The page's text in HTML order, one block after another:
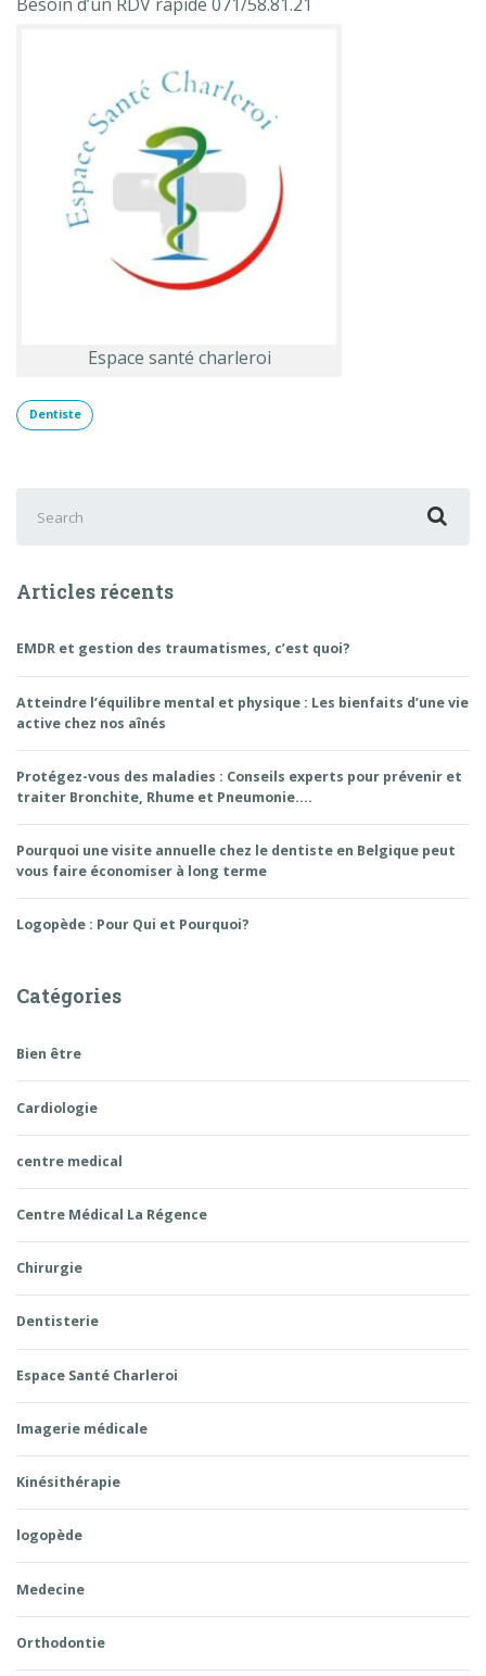
Espace santé charleroi
Dentiste
for:
Articles récents
EMDR et gestion des traumatismes, c’est quoi?
Atteindre l’équilibre mental et physique : Les bienfaits d’une vie
active chez nos aînés
Protégez-vous des maladies : Conseils experts pour prévenir et
traiter Bronchite, Rhume et Pneumonie….
Pourquoi une visite annuelle chez le dentiste en Belgique peut
vous faire économiser à long terme
Logopède : Pour Qui et Pourquoi?
Catégories
Bien être
Cardiologie
centre medical
Centre Médical La Régence
Chirurgie
Dentisterie
Espace Santé Charleroi
Imagerie médicale
Kinésithérapie
logopède
Medecine
Orthodontie